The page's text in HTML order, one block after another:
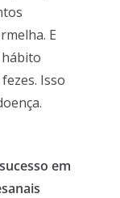
E
Isso
em